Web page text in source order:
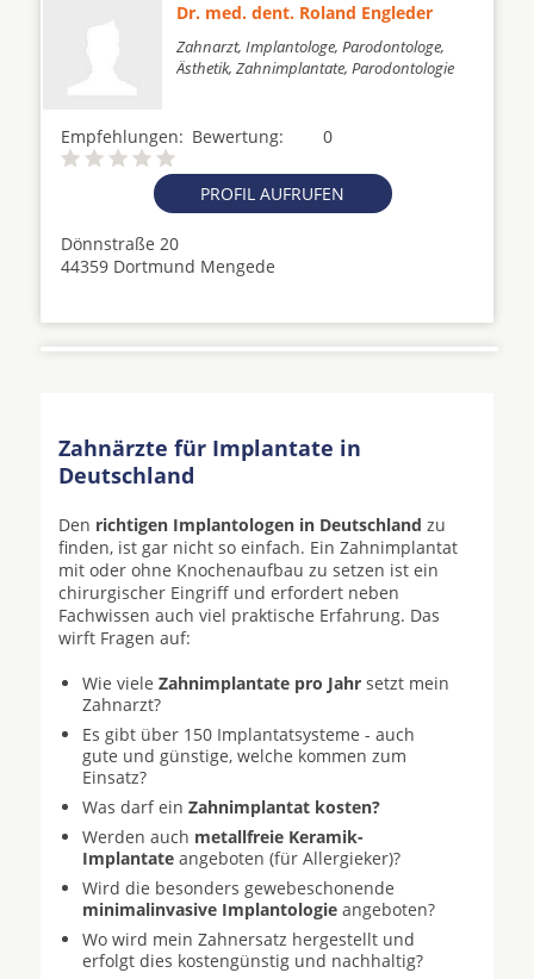
Dr. med. dent. Roland Engleder
Zahnarzt, Implantologe, Parodontologe,
Ästhetik, Zahnimplantate, Parodontologie
Empfehlungen: 0
Bewertung:
PROFIL AUFRUFEN
Dönnstraße 20
44359 Dortmund Mengede
Zahnärzte für Implantate in
Deutschland
Den richtigen Implantologen in Deutschland zu
finden, ist gar nicht so einfach. Ein Zahnimplantat
mit oder ohne Knochenaufbau zu setzen ist ein
chirurgischer Eingriff und erfordert neben
Fachwissen auch viel praktische Erfahrung. Das
wirft Fragen auf:
Wie viele Zahnimplantate pro Jahr setzt mein
Zahnarzt?
Es gibt über 150 Implantatsysteme - auch
gute und günstige, welche kommen zum
Einsatz?
Was darf ein Zahnimplantat kosten?
Werden auch metallfreie Keramik-
Implantate angeboten (für Allergieker)?
Wird die besonders gewebeschonende
minimalinvasive Implantologie angeboten?
Wo wird mein Zahnersatz hergestellt und
erfolgt dies kostengünstig und nachhaltig?